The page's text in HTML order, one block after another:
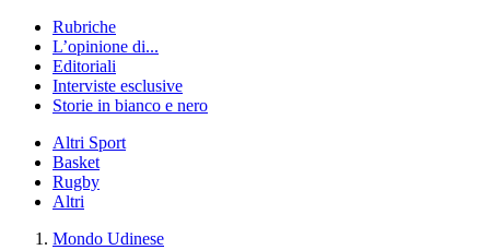
Rubriche
L’opinione di...
Editoriali
Interviste esclusive
Storie in bianco e nero
Altri Sport
Basket
Rugby
Altri
Mondo Udinese